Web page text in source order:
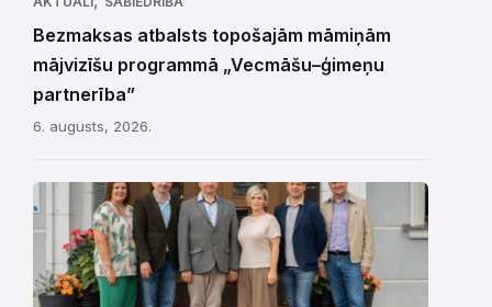
Bezmaksas atbalsts topošajām māmiņām
mājvizīšu programmā „Vecmāšu–ģimeņu
partnerība”
6. augusts, 2026.